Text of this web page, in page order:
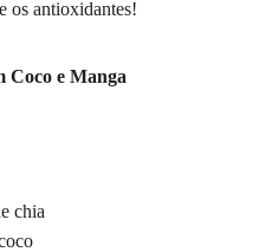
os antioxidantes!
Coco e Manga
chia